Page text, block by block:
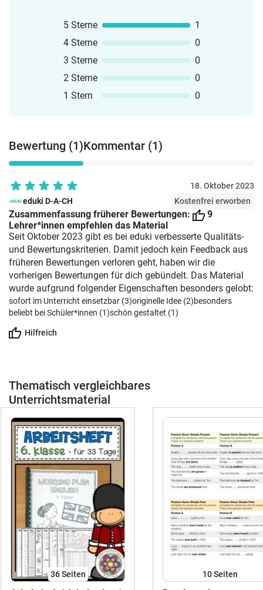
5 Sterne
1
4 Sterne
0
3 Sterne
0
2 Sterne
0
1 Stern
0
Bewertung (1)Kommentar (1)
18. Oktober 2023
eduki D-A-CH
Kostenfrei erworben
Zusammenfassung früherer Bewertungen:
9
Lehrer*innen empfehlen das Material
Seit Oktober 2023 gibt es bei eduki verbesserte Qualitäts-
und Bewertungskriterien. Damit jedoch kein Feedback aus
früheren Bewertungen verloren geht, haben wir die
vorherigen Bewertungen für dich gebündelt. Das Material
wurde aufgrund folgender Eigenschaften besonders gelobt:
sofort im Unterricht einsetzbar (3)originelle Idee (2)besonders
beliebt bei Schüler*innen (1)schön gestaltet (1)
Hilfreich
Thematisch vergleichbares
Unterrichtsmaterial
36Seiten 10Seiten